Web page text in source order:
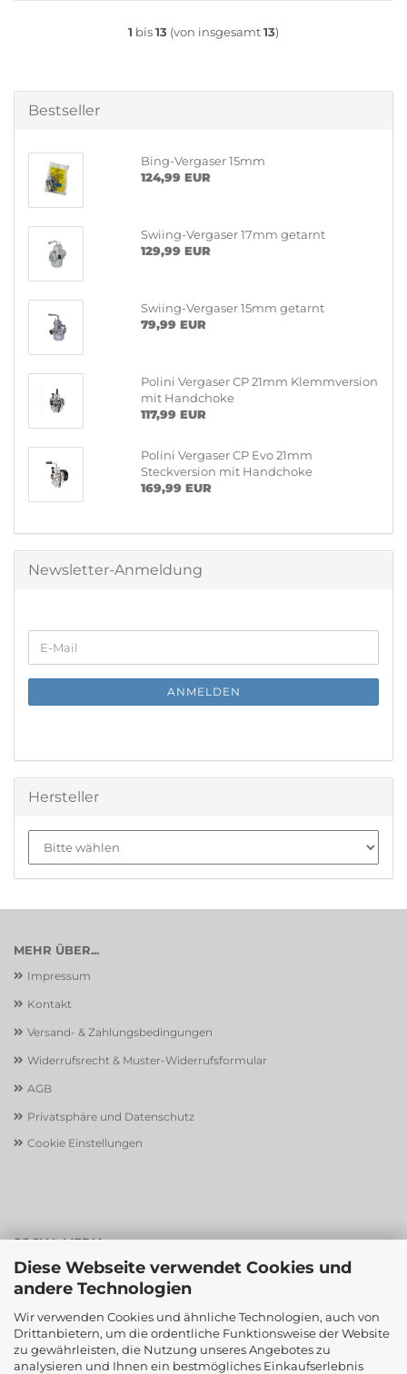
Diese Webseite verwendet Cookies und
andere Technologien
Wir verwenden Cookies und ähnliche Technologien, auch von
Drittanbietern, um die ordentliche Funktionsweise der Website
zu gewährleisten, die Nutzung unseres Angebotes zu
analysieren und Ihnen ein bestmögliches Einkaufserlebnis
1 bis13 (von insgesamt13)
Bestseller
Bing-Vergaser 15mm
124,99 EUR
Swiing-Vergaser 17mm getarnt
129,99 EUR
Swiing-Vergaser 15mm getarnt
79,99 EUR
Polini Vergaser CP 21mm Klemmversion
mit Handchoke
117,99 EUR
Polini Vergaser CP Evo 21mm
Steckversion mit Handchoke
169,99 EUR
Newsletter-Anmeldung
ZUR
E-
Mail
ANMELDEN
Hersteller
MEHR ÜBER...
Impressum
Kontakt
Versand- & Zahlungsbedingungen
Widerrufsrecht & Muster-Widerrufsformular
AGB
Privatsphäre und Datenschutz
Cookie Einstellungen
SOCIAL MEDIA
ZAHLUNG UND VERSAND
Sicher einkaufen mit